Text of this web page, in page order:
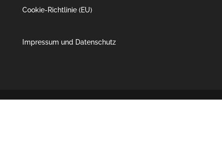
Cookie-Richtlinie (EU)
Impressum und Datenschutz